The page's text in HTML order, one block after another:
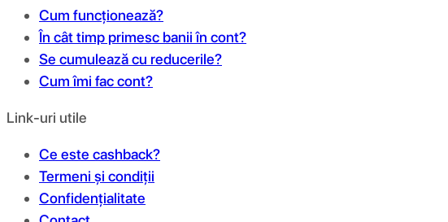
Cum funcționează?
În cât timp primesc banii în cont?
Se cumulează cu reducerile?
Cum îmi fac cont?
Link-uri utile
Ce este cashback?
Termeni și condiții
Confidențialitate